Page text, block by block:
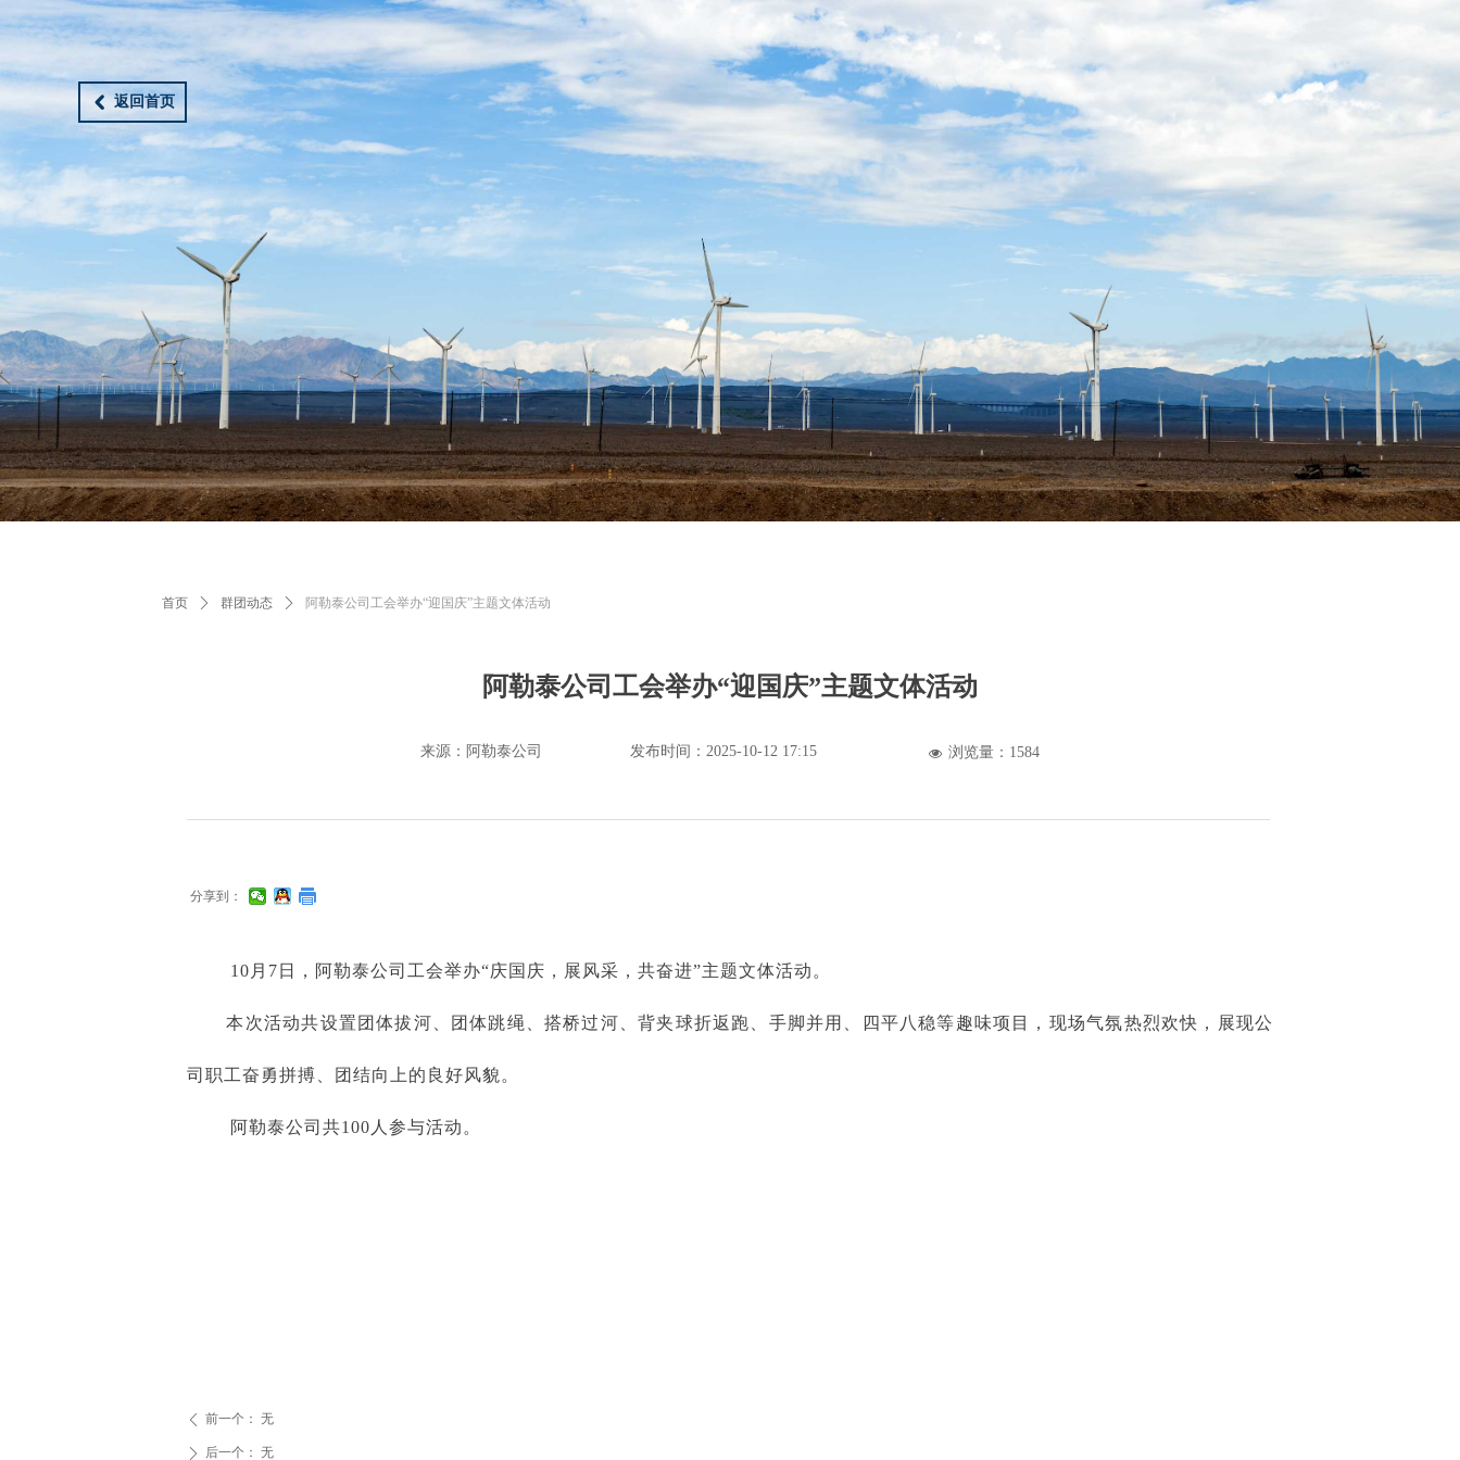
낒 返回首页
阿勒泰公司工会举办“迎国庆”主题文体活动
10月7日，阿勒泰公司工会举办“庆国庆，展风采，共奋进”主题文体活动。
本次活动共设置团体拔河、团体跳绳、搭桥过河、背夹球折返跑、手脚并用、四平八稳等趣味项目，现场气氛热烈欢快，展现公
司职工奋勇拼搏、团结向上的良好风貌。
阿勒泰公司共100人参与活动。
ꄴ 前一个： 无
ꄲ 后一个： 无
发布时间： 2025-10-12 17:15
来源：阿勒泰公司 넶 浏览量： 1584
首页 ꄲ 群团动态 ꄲ 阿勒泰公司工会举办“迎国庆”主题文体活动
分享到：